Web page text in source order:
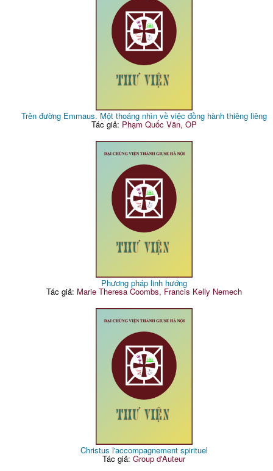
Trên đường Emmaus. Một thoáng nhìn về việc đồng hành thiêng liêng
Tác giả: Phạm Quốc Văn, OP
Phương pháp linh hướng
Tác giả: Marie Theresa Coombs, Francis Kelly Nemech
Christus l'accompagnement spirituel
Tác giả:Group d'Auteur